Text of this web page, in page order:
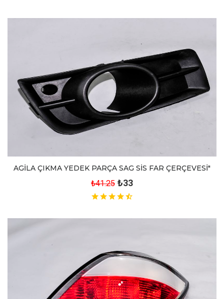
AGİLA ÇIKMA YEDEK PARÇA SAG SİS FAR ÇERÇEVESİ"
₺41.25 ₺33